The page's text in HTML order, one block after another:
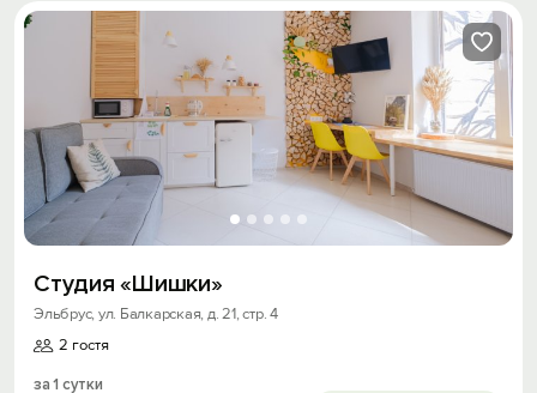
Студия «Шишки»
Эльбрус, ул. Балкарская, д. 21, стр. 4
2 гостя
за 1 сутки